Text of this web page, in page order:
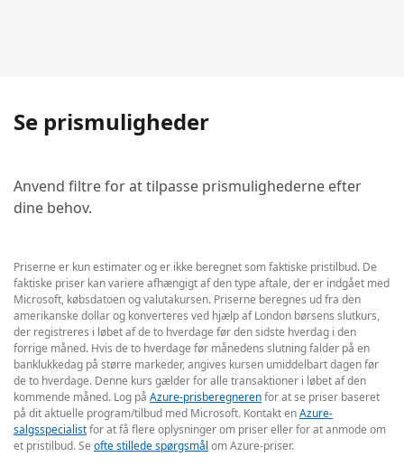
Se prismuligheder
Anvend filtre for at tilpasse prismulighederne efter
dine behov.
Priserne er kun estimater og er ikke beregnet som faktiske pristilbud. De
faktiske priser kan variere afhængigt af den type aftale, der er indgået med
Microsoft, købsdatoen og valutakursen. Priserne beregnes ud fra den
amerikanske dollar og konverteres ved hjælp af London børsens slutkurs,
der registreres i løbet af de to hverdage før den sidste hverdag i den
forrige måned. Hvis de to hverdage før månedens slutning falder på en
banklukkedag på større markeder, angives kursen umiddelbart dagen før
de to hverdage. Denne kurs gælder for alle transaktioner i løbet af den
kommende måned. Log på Azure-prisberegnerenfor at se priser baseret
på dit aktuelle program/tilbud med Microsoft. Kontakt enAzure-
salgsspecialistfor at få flere oplysninger om priser eller for at anmode om
et pristilbud. Se ofte stillede spørgsmål om Azure-priser.